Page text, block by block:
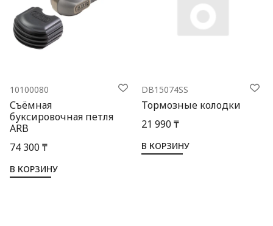
10100080
Съёмная
буксировочная петля
ARB
74 300 ₸
В КОРЗИНУ
DB15074SS
Тормозные колодки
21 990 ₸
В КОРЗИНУ